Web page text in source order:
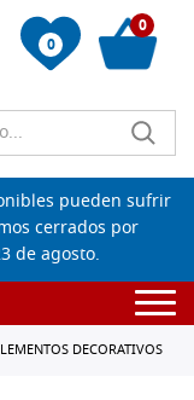
0
0
pueden sufrir
cerrados por
de agosto.
DECORATIVOS